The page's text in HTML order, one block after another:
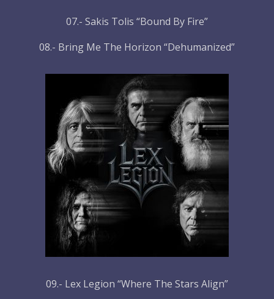
07.- Sakis Tolis “Bound By Fire”
08.- Bring Me The Horizon “Dehumanized”
09.- Lex Legion “Where The Stars Align”